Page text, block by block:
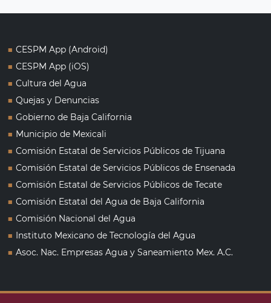
■ CESPM App (Android)
■ CESPM App (iOS)
■ Cultura del Agua
■ Quejas y Denuncias
■ Gobierno de Baja California
■ Municipio de Mexicali
■ Comisión Estatal de Servicios Públicos de Tijuana
■ Comisión Estatal de Servicios Públicos de Ensenada
■ Comisión Estatal de Servicios Públicos de Tecate
■ Comisión Estatal del Agua de Baja California
■ Comisión Nacional del Agua
■ Instituto Mexicano de Tecnología del Agua
■ Asoc. Nac. Empresas Agua y Saneamiento Mex. A.C.